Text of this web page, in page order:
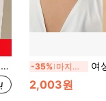
-35% 마지막 2일 여성용 패셔너
2,003원